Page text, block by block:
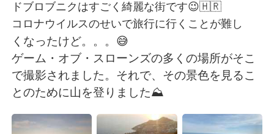
Italiano
English 简体中文
繁體中文 Español
العربية Français
ドブロブニクはすごく綺麗な街です😉🇭🇷
コロナウイルスのせいで旅行に行くことが難し
くなったけど。。。😅
ゲーム・オブ・スローンズの多くの場所がそこ
で撮影されました。それで、その景色を見るこ
とのために山を登りました⛰